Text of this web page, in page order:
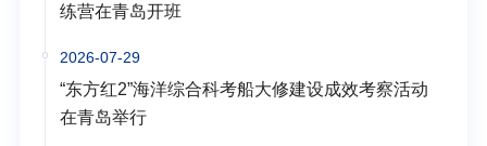
练营在青岛开班
2026-07-29
“东方红2”海洋综合科考船大修建设成效考察活动
在青岛举行